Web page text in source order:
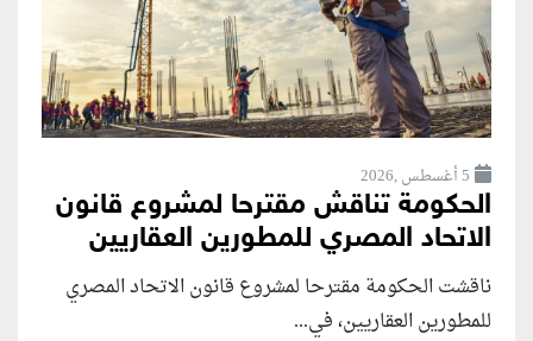
5 أغسطس ,2026
الحكومة تناقش مقترحا لمشروع قانون
الاتحاد المصري للمطورين العقاريين
ناقشت الحكومة مقترحا لمشروع قانون الاتحاد المصري
للمطورين العقاريين، في...